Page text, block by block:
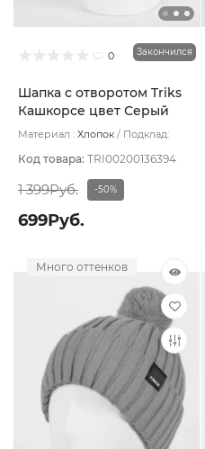
0 Закончился
Шапка с отворотом Triks
Кашкорсе цвет Серый
темный меланж
Материал : Хлопок
Подклад:
Код товара: TRI00200136394
1 399Руб. -50%
699Руб.
Много оттенков